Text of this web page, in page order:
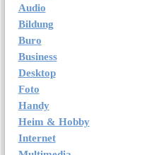
Audio
Bildung
Buro
Business
Desktop
Foto
Handy
Heim & Hobby
Internet